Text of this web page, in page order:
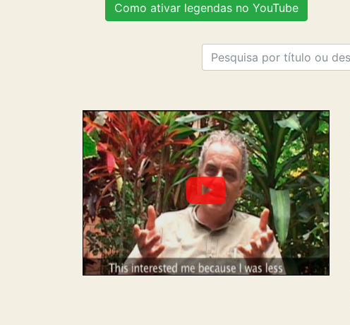
Como ativar legendas no YouTube